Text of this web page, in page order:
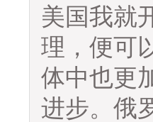
美国我就
理，便可
体中也更
进步。俄